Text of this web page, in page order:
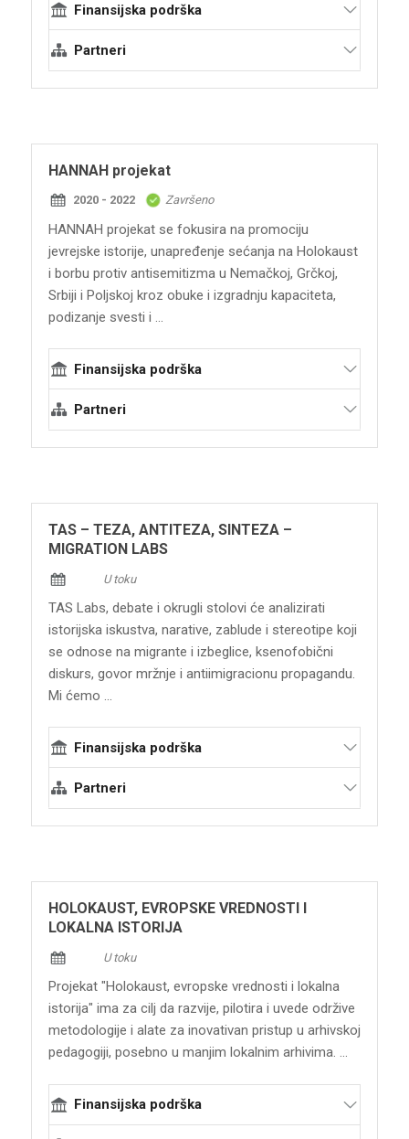
Finansijska podrška
Evropska unija - program Evropa za
Partneri
Jevrejski muzej Galicije
Miteinander - Mreža za demokratiju i
otvorenost prema svetu u Magdeburgu
HANNAH projekat
2020 - 2022 Završeno
HANNAH projekat se fokusira na promociju
jevrejske istorije, unapređenje sećanja na Holokaust
i borbu protiv antisemitizma u Nemačkoj, Grčkoj,
Srbiji i Poljskoj kroz obuke i izgradnju kapaciteta,
podizanje svesti i ...
Finansijska podrška
Evropska unija - program Evropa za
Partneri
Jevrejski muzej Galicije
inovacije i razvoj
Jugend Kulturprojekt JKPeV
TAS – TEZA, ANTITEZA, SINTEZA –
MIGRATION LABS
U toku
TAS Labs, debate i okrugli stolovi će analizirati
istorijska iskustva, narative, zablude i stereotipe koji
se odnose na migrante i izbeglice, ksenofobični
diskurs, govor mržnje i antiimigracionu propagandu.
Mi ćemo ...
Finansijska podrška
Evropska unija - program Evropa za
Partneri
Vocal Europe
HOLOKAUST, EVROPSKE VREDNOSTI I
LOKALNA ISTORIJA
U toku
Projekat "Holokaust, evropske vrednosti i lokalna
istorija" ima za cilj da razvije, pilotira i uvede održive
metodologije i alate za inovativan pristup u arhivskoj
pedagogiji, posebno u manjim lokalnim arhivima. ...
Finansijska podrška